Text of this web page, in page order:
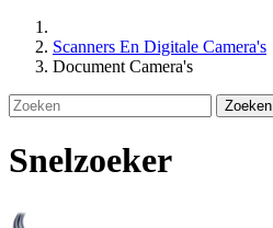
Scanners En Digitale Camera's
Document Camera's
Zoeken
Snelzoeker